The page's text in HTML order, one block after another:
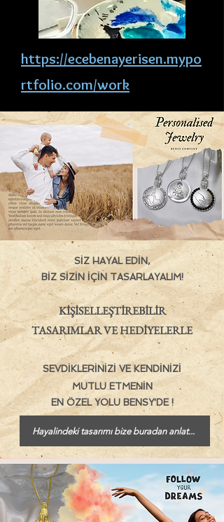
https://ecebenayerisen.mypo
rtfolio.com/work
SİZ HAYAL EDİN,
BİZ SİZİN İÇİN TASARLAYALIM!
KİŞİSELLEŞTİREBİLİR
TASARIMLAR VE HEDİYELERLE
SEVDİKLERİNİZİ VE KENDİNİZİ
MUTLU ETMENİN
EN ÖZEL YOLU BENSY'DE !
Hayalindeki tasarımı bize buradan anlat...